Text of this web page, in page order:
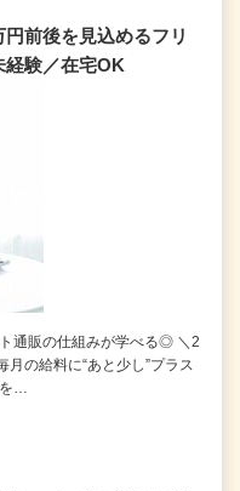
円前後を見込めるフリ
経験／在宅OK
通販の仕組みが学べる◎ ＼2
の給料に“あと少し”プラス
を…